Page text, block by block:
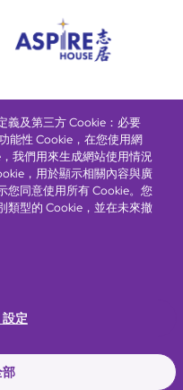
優惠住宿獎勵計劃
政策網站使用條款
新資訊！
義及第三方 Cookie：必要
能性 Cookie，在您使用網
我們用來生成網站使用情況
，用於顯示相關內容與廣
您同意使用所有 Cookie。您
類型的 Cookie，並在未來撤
定